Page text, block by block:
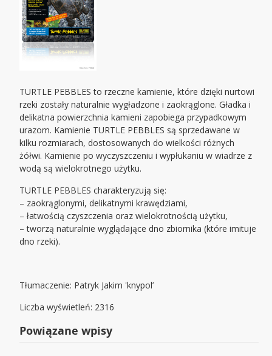
TURTLE PEBBLES to rzeczne kamienie, które dzięki nurtowi
rzeki zostały naturalnie wygładzone i zaokrąglone. Gładka i
delikatna powierzchnia kamieni zapobiega przypadkowym
urazom. Kamienie TURTLE PEBBLES są sprzedawane w
kilku rozmiarach, dostosowanych do wielkości różnych
żółwi. Kamienie po wyczyszczeniu i wypłukaniu w wiadrze z
wodą są wielokrotnego użytku.
TURTLE PEBBLES charakteryzują się:
– zaokrąglonymi, delikatnymi krawędziami,
– łatwością czyszczenia oraz wielokrotnością użytku,
– tworzą naturalnie wyglądające dno zbiornika (które imituje
dno rzeki).
Tłumaczenie: Patryk Jakim 'knypol’
Liczba wyświetleń: 2316
Powiązane wpisy